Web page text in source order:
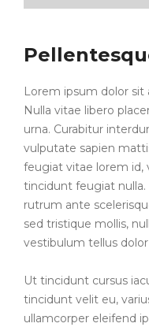
Lorem ipsum dolor
Nulla vitae libero
urna. Curabitur
vulputate sapien
feugiat vitae lorem id,
tincidunt feugiat
rutrum ante
sed tristique mollis,
vestibulum tellus dolor
Ut tincidunt cursus
tincidunt velit eu,
ullamcorper eleifend